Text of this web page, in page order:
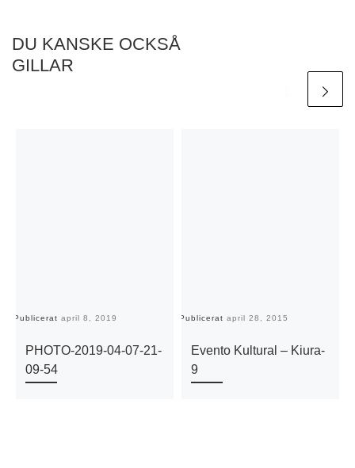
DU KANSKE OCKSÅ
GILLAR
Publicerat april 8, 2019
PHOTO-2019-04-07-21-
09-54
Publicerat april 28, 2015
Evento Kultural – Kiura-
9